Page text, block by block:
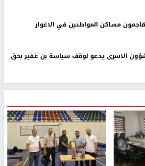
مساكن المواطنين في الاغوار
الاسرى يدعو لوقف سياسة بن غفير بحق